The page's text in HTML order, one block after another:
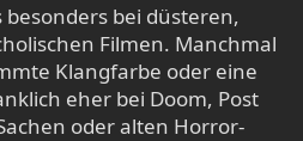
bei düsteren,
Filmen. Manchmal
Klangfarbe oder eine
eher bei Doom, Post
oder alten Horror-